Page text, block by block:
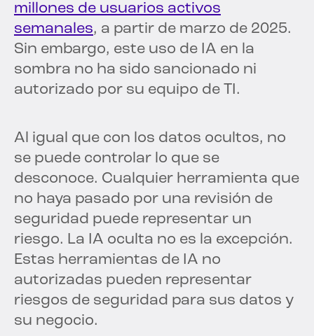
millones de usuarios activos
semanales, a partir de marzo de 2025.
Sin embargo, este uso de IA en la
sombra no ha sido sancionado ni
autorizado por su equipo de TI.
Al igual que con los datos ocultos, no
se puede controlar lo que se
desconoce. Cualquier herramienta que
no haya pasado por una revisión de
seguridad puede representar un
riesgo. La IA oculta no es la excepción.
Estas herramientas de IA no
autorizadas pueden representar
riesgos de seguridad para sus datos y
su negocio.